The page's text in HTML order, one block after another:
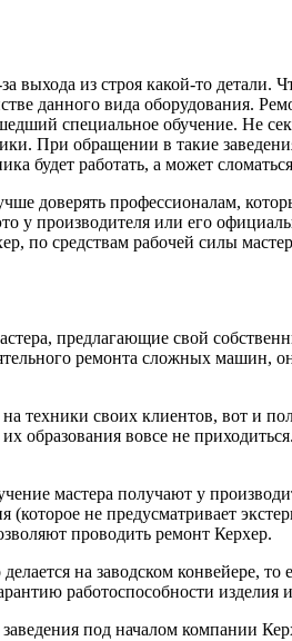
выхода из строя какой-то
данного вида оборудования.
специальное обучение. Не
обращении в такие
будет работать, а может
доверять профессионалам,
у производителя или его
по средствам рабочей силы
предлагающие свой
ремонта сложных машин,
своих клиентов, вот и
вовсе не
мастера получают у
(которое не предусматривает
проводить ремонт Керхер.
на заводском конвейере,
работоспособности изделия
под началом компании